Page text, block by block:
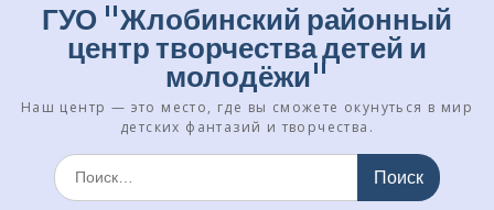
ГУО "Жлобинский районный
центр творчества детей и
молодёжи"
Наш центр — это место, где вы сможете окунуться в мир
детских фантазий и творчества.
Искать: